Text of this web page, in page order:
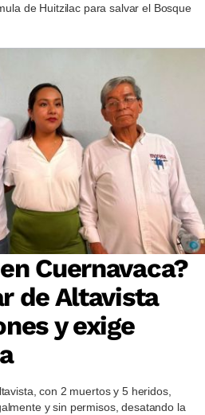
de Huitzilac para salvar el Bosque
Cuernavaca?
de Altavista
y exige
con 2 muertos y 5 heridos,
y sin permisos, desatando la